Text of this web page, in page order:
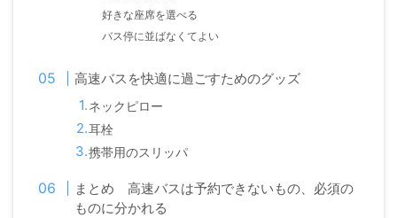
好きな座席を選べる
バス停に並ばなくてよい
高速バスを快適に過ごすためのグッズ
ネックピロー
耳栓
携帯用のスリッパ
まとめ 高速バスは予約できないもの、必須の
ものに分かれる